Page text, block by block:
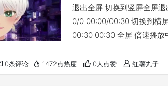
退出全屏 切换到竖屏全屏
0/0 00:00/00:30 切换到横
00:30 00:30 全屏 倍速播放
人:Awesome Digital
0条评论 1472点热度 0人点赞 红薯丸子